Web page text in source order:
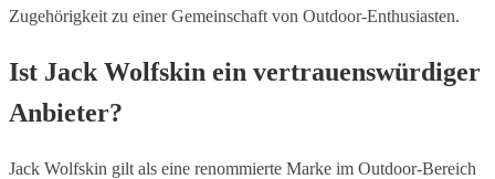
Zugehörigkeit zu einer Gemeinschaft von Outdoor-Enthusiasten.
Ist Jack Wolfskin ein vertrauenswürdiger
Anbieter?
Jack Wolfskin gilt als eine renommierte Marke im Outdoor-Bereich